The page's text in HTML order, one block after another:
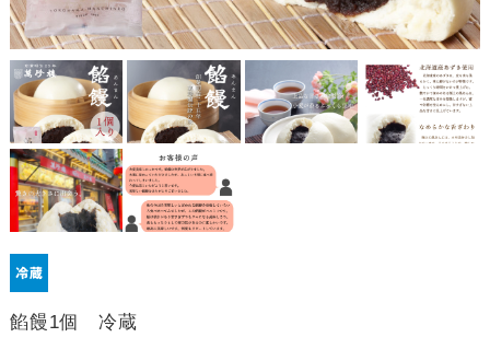
餡饅1個 冷蔵